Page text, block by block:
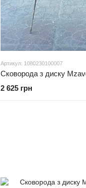
Артикул: 1080230100007
2 625 грн